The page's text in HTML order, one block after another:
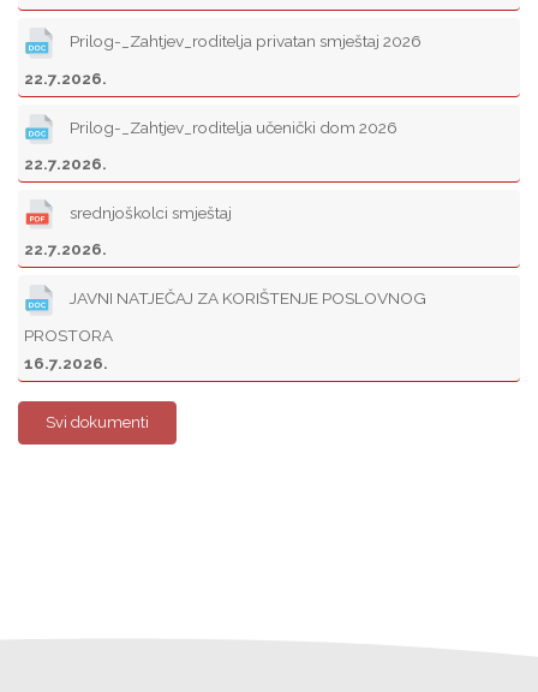
Prilog-_Zahtjev_roditelja privatan smještaj 2026
22.7.2026.
Prilog-_Zahtjev_roditelja učenički dom 2026
22.7.2026.
srednjoškolci smještaj
22.7.2026.
JAVNI NATJEČAJ ZA KORIŠTENJE POSLOVNOG
PROSTORA
16.7.2026.
Svi dokumenti